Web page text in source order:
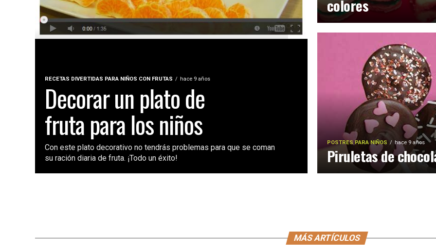
RECETAS DIVERTIDAS PARA NIÑOS CON FRUTAS hace 9 años
Decorar un plato de
fruta para los niños
Con este plato decorativo no tendrás problemas para que se coman
su ración diaria de fruta. ¡Todo un éxito!
colores
POSTRES PARA NIÑOS hace 9 años
Piruletas de
MÁS ARTÍCULOS